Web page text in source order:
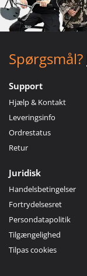
Spørgsmål?
Support
Hjælp & Kontakt
Leveringsinfo
Ordrestatus
Retur
Juridisk
Handelsbetingelser
Fortrydelsesret
Persondatapolitik
Tilgængelighed
Tilpas cookies